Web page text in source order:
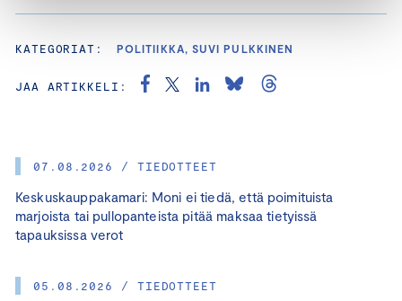
07.08.2026 / TIEDOTTEET
Keskuskauppakamari: Moni ei tiedä, että poimituista
marjoista tai pullopanteista pitää maksaa tietyissä
tapauksissa verot
05.08.2026 / TIEDOTTEET
KATEGORIAT: POLITIIKKA, SUVI PULKKINEN
JAA ARTIKKELI: